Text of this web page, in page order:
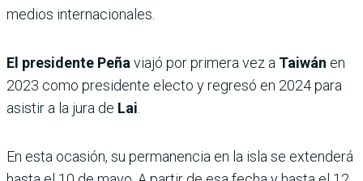
medios internacionales.
El presidente Peña viajó por primera vez a Taiwán en
2023 como presidente electo y regresó en 2024 para
asistir a la jura de Lai
En esta ocasión, su permanencia en la isla se extenderá